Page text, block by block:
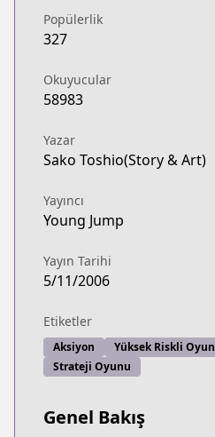
Popülerlik
327
Okuyucular
58983
Yazar
Sako Toshio(Story & Art)
Yayıncı
Young Jump
Yayın Tarihi
5/11/2006
Etiketler
Aksiyon Yüksek Riskli Oyun
Strateji Oyunu
Genel Bakış